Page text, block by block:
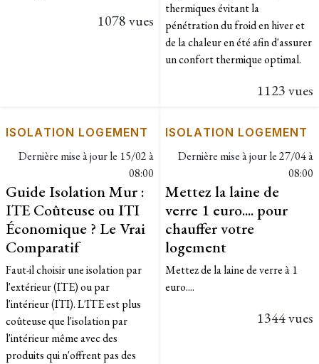
1078 vues
thermiques évitant la
pénétration du froid en hiver et
de la chaleur en été afin d'assurer
un confort thermique optimal.
1123 vues
ISOLATION LOGEMENT
Dernière mise à jour le 15/02 à
08:00
Guide Isolation Mur :
ITE Coûteuse ou ITI
Économique ? Le Vrai
Comparatif
Faut-il choisir une isolation par
l'extérieur (ITE) ou par
l'intérieur (ITI). L'ITE est plus
coûteuse que l'isolation par
l'intérieur même avec des
produits qui n'offrent pas des
ISOLATION LOGEMENT
Dernière mise à jour le27/04 à
08:00
Mettez la laine de
verre 1 euro.... pour
chauffer votre
logement
Mettez de la laine de verre à 1
euro....
1344 vues